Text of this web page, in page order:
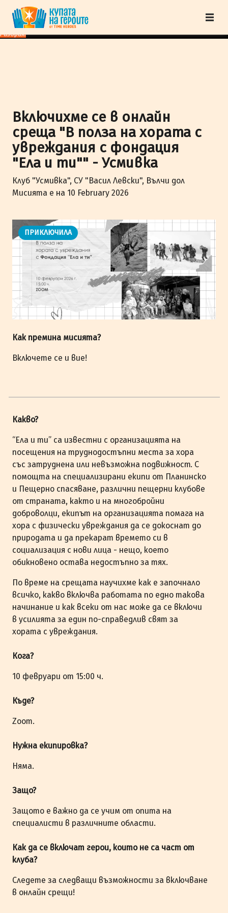
"Купата на героите" от TimeHeroes ползва cookies, за да осигурим по-
добро представяне на сайта и да подобрим Вашето преживяване.Научи
повече
Разбрах!
Включихме се в онлайн
среща "В полза на хората с
увреждания с фондация
"Ела и ти"" - Усмивка
Клуб "Усмивка", СУ "Васил Левски", Вълчи дол
Мисията е на 10 February 2026
ПРИКЛЮЧИЛА
Как премина мисията?
Включете се и вие!
Какво?
“Ела и ти” са известни с организацията на
посещения на труднодостъпни места за хора
със затруднена или невъзможна подвижност. С
помощта на специализирани екипи от Планинско
и Пещерно спасяване, различни пещерни клубове
от страната, както и на многобройни
доброволци, екипът на организацията помага на
хора с физически увреждания да се докоснат до
природата и да прекарат времето си в
социализация с нови лица - нещо, което
обикновено остава недостъпно за тях.
По време на срещата научихме как е започнало
всичко, какво включва работата по едно такова
начинание и как всеки от нас може да се включи
в усилията за един по-справедлив свят за
хората с увреждания.
Кога?
10 февруари от 15:00 ч.
Къде?
Zoom.
Нужна екипировка?
Няма.
Защо?
Защото е важно да се учим от опита на
специалисти в различните области.
Как да се включат герои, които не са част от
клуба?
Следете за следващи възможности за включване
в онлайн срещи!